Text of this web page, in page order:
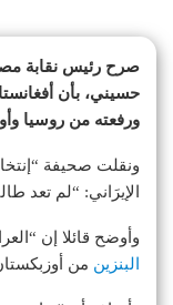
صرح رئيس نقابة
حسيني، بأن
ورفعته من روسيا
الإيرَاني: “لم تعد
وأوضح قائلا إن
البنزين من